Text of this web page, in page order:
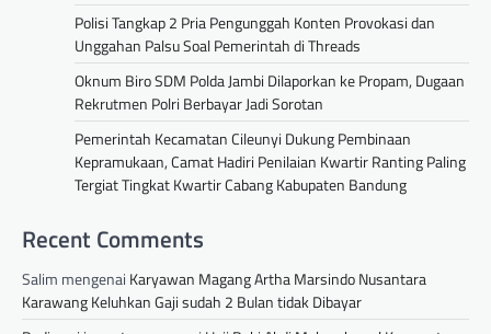
Polisi Tangkap 2 Pria Pengunggah Konten Provokasi dan
Unggahan Palsu Soal Pemerintah di Threads
Oknum Biro SDM Polda Jambi Dilaporkan ke Propam, Dugaan
Rekrutmen Polri Berbayar Jadi Sorotan
Pemerintah Kecamatan Cileunyi Dukung Pembinaan
Kepramukaan, Camat Hadiri Penilaian Kwartir Ranting Paling
Tergiat Tingkat Kwartir Cabang Kabupaten Bandung
Recent Comments
Salim mengenai Karyawan Magang Artha Marsindo Nusantara
Karawang Keluhkan Gaji sudah 2 Bulan tidak Dibayar